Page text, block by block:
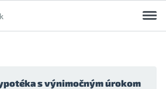
s výnimočným úrokom